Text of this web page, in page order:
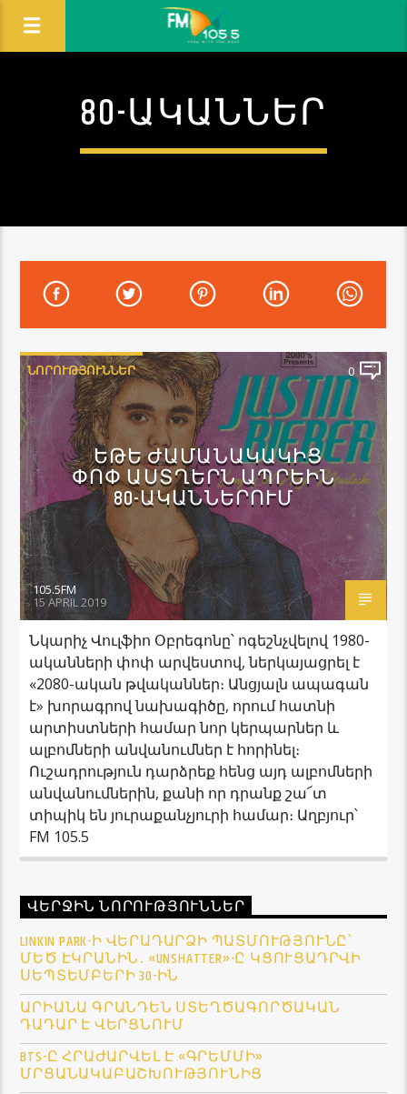
80-ԱԿԱՆՆԵՐ
ՆՈՐՈՒԹՅՈՒՆՆԵՐ 0
ԵԹԵ ԺԱՄԱՆԱԿԱԿԻՑ
ՓՈՓ ԱՍՏՂԵՐՆ ԱՊՐԵԻՆ
80-ԱԿԱՆՆԵՐՈՒՄ
105.5FM
15 APRIL 2019
Նկարիչ Վուլֆիո Օբրեգոնը՝ ոգեշնչվելով 1980-
ականների փոփ արվեստով, ներկայացրել է
«2080-ական թվականներ։ Անցյալն ապագան
է» խորագրով նախագիծը, որում հատնի
արտիստների համար նոր կերպարներ և
ալբոմների անվանումներ է հորինել։
Ուշադրություն դարձրեք հենց այդ ալբոմների
անվանումներին, քանի որ դրանք շա՜տ
տիպիկ են յուրաքանչյուրի համար։ Աղբյուր՝
FM 105.5
ՎԵՐՋԻՆ ՆՈՐՈՒԹՅՈՒՆՆԵՐ
LINKIN PARK-Ի ՎԵՐԱԴԱՐՁԻ ՊԱՏՄՈՒԹՅՈՒՆԸ՝
ՄԵԾ ԷԿՐԱՆԻՆ․ «UNSHATTER»-Ը ԿՑՈՒՑԱԴՐՎԻ
ՍԵՊՏԵՄԲԵՐԻ 30-ԻՆ
ԱՐԻԱՆԱ ԳՐԱՆԴԵՆ ՍՏԵՂԾԱԳՈՐԾԱԿԱՆ
ԴԱԴԱՐ Է ՎԵՐՑՆՈՒՄ
BTS-Ը ՀՐԱԺԱՐՎԵԼ Է «ԳՐԵՄՄԻ»
ՄՐՑԱՆԱԿԱԲԱՇԽՈՒԹՅՈՒՆԻՑ